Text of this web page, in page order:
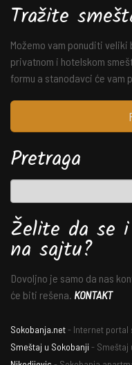
Tražite
Možemo vam ponuditi
privatnom i hotelskom
formu a stanodavci će vam
Pretraga
Želite da se
na sajtu?
Dovoljno je samo da nas
će biti rešena. KONTAKT
Sokobanja.net- Internet portal
Smeštaj u Sokobanji - Smeštaj